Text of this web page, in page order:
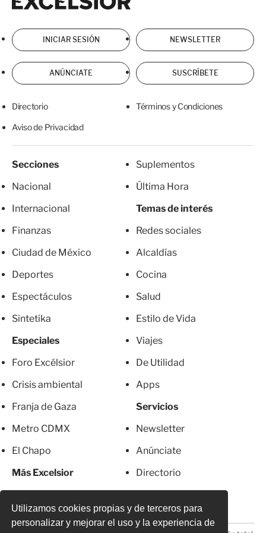
Utilizamos cookies propias y de terceros para
personalizar y mejorar el uso y la experiencia de
INICIAR SESIÓN NEWSLETTER
ANÚNCIATE SUSCRÍBETE
Directorio Términos y Condiciones
Aviso de Privacidad
Secciones
Nacional
Internacional
Finanzas
Ciudad de México
Deportes
Espectáculos
Sintetika
Especiales
Foro Excélsior
Crisis ambiental
Franja de Gaza
Metro CDMX
El Chapo
Más Excelsior
Suplementos
Última Hora
Temas de interés
Redes sociales
Alcaldías
Cocina
Salud
Estilo de Vida
Viajes
De Utilidad
Apps
Servicios
Newsletter
Anúnciate
Directorio